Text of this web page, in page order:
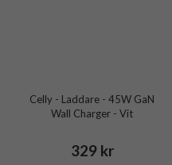
Celly - Laddare - 45W GaN
Wall Charger - Vit
329 kr